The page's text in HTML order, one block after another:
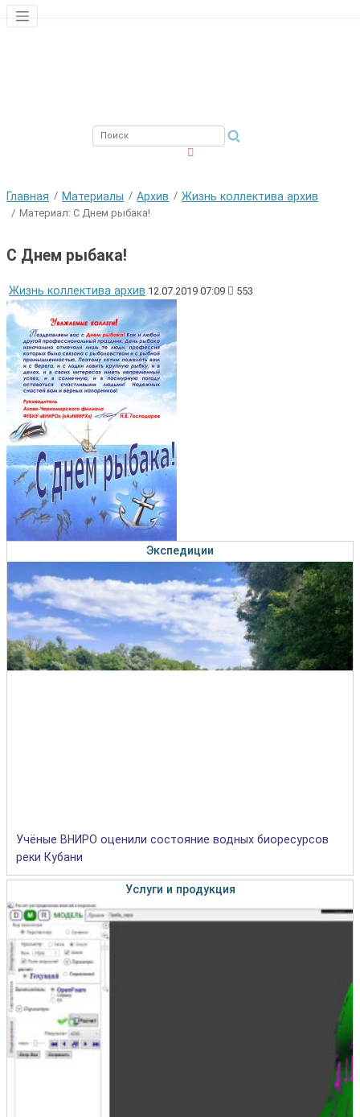
Главная Материалы Архив Жизнь коллектива архив
Материал: С Днем рыбака!
С Днем рыбака!
Жизнь коллектива архив 12.07.2019 07:09 553
Экспедиции
Учёные ВНИРО оценили состояние водных биоресурсов
реки Кубани
Услуги и продукция